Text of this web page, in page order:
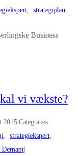
, strategiplan,
Business
vi vækste?
2015 Categories:
, strategiekspert,